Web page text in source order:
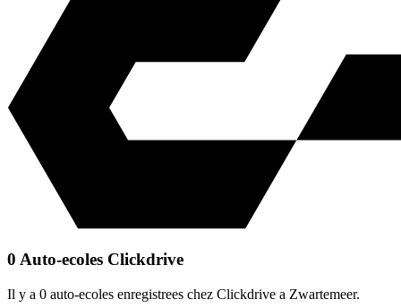
0 Auto-ecoles Clickdrive
Il y a 0 auto-ecoles enregistrees chez Clickdrive a Zwartemeer.